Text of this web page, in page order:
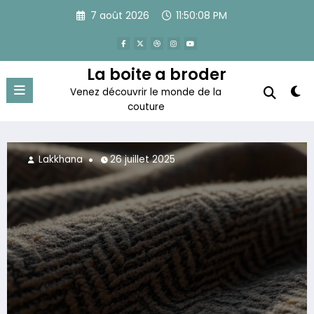
7 août 2026 11:50:10 PM
La boite a broder
Venez découvrir le monde de la
couture
Lakkhana 25 juillet 2025